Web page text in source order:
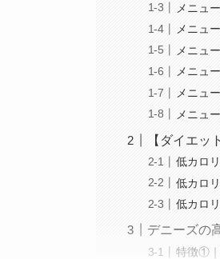
メニュ
メニュ
メニュ
メニュ
メニュ
メニュ
【ダイエ
低カロ
低カロ
低カロ
デニーズの
特徴①｜